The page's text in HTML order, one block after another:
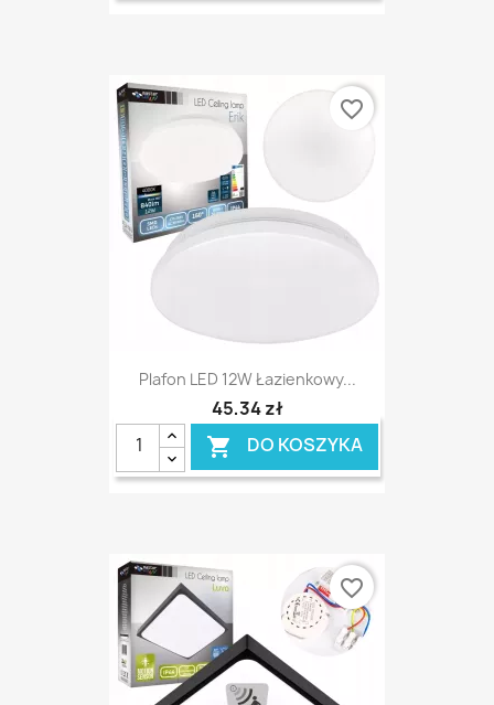
Plafon LED 12W Łazienkowy...
45,34 zł
 DO KOSZYKA
favorite_border
favorite_border